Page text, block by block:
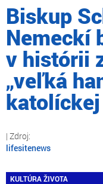
Biskup
Nemeckí
v histórii
„veľká
lifesitenews
KULTÚRA ŽIVOTA